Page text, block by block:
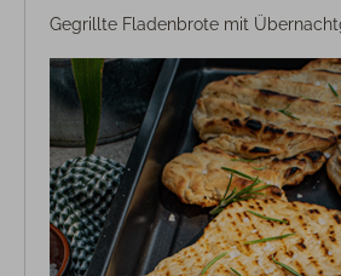
Gegrillte Fladenbrote mit